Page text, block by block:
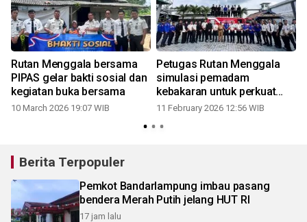
Rutan Menggala bersama
PIPAS gelar bakti sosial dan
kegiatan buka bersama
10 March 2026 19:07 WIB
Petugas Rutan Menggala
simulasi pemadam
kebakaran untuk perkuat
kesiapsiagaan
11 February 2026 12:56 WIB
Berita Terpopuler
Pemkot Bandarlampung imbau pasang
bendera Merah Putih jelang HUT RI
17 jam lalu